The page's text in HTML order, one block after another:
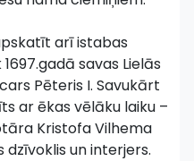
arī istabas
savas Lielās
Pēteris I. Savukārt
ar ēkas vēlāku laiku –
Kristofa Vilhema
un interjers.